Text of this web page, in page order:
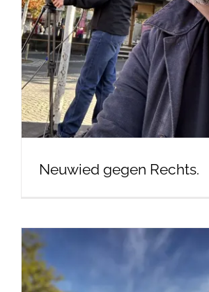
Neuwied gegen Rechts.